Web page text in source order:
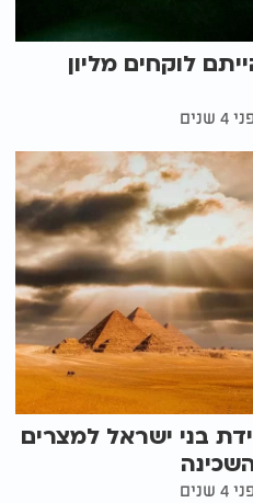
לוקחים מליון
בני ישראל למצרים